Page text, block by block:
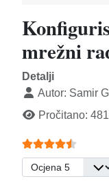
mrežni
Detalji
Autor: Samir
Pročitano:
Ocjene članaka:
Molimo ocijenite